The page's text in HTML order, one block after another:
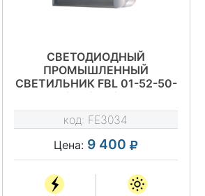
СВЕТОДИОДНЫЙ
ПРОМЫШЛЕННЫЙ
СВЕТИЛЬНИК FBL 01-52-50-
Ш/Г75/Г65/К30
код: FE3034
Цена: 9 400